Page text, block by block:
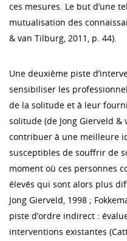
ces mesures. Le but d’une
mutualisation des
& van Tilburg, 2011, p. 44).
Une deuxième piste
sensibiliser les
de la solitude et à leur
solitude (de Jong Gierveld &
contribuer à une meilleure
susceptibles de souffrir de
moment où ces personnes
élevés qui sont alors plus
Jong Gierveld, 1998 ;
piste d’ordre indirect :
interventions existantes